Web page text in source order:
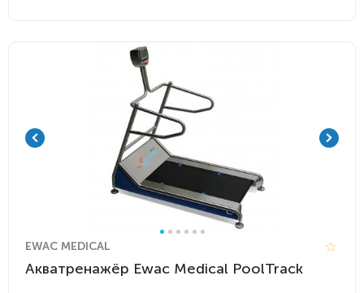
EWAC MEDICAL
Акватренажёр Ewac Medical PoolTrack